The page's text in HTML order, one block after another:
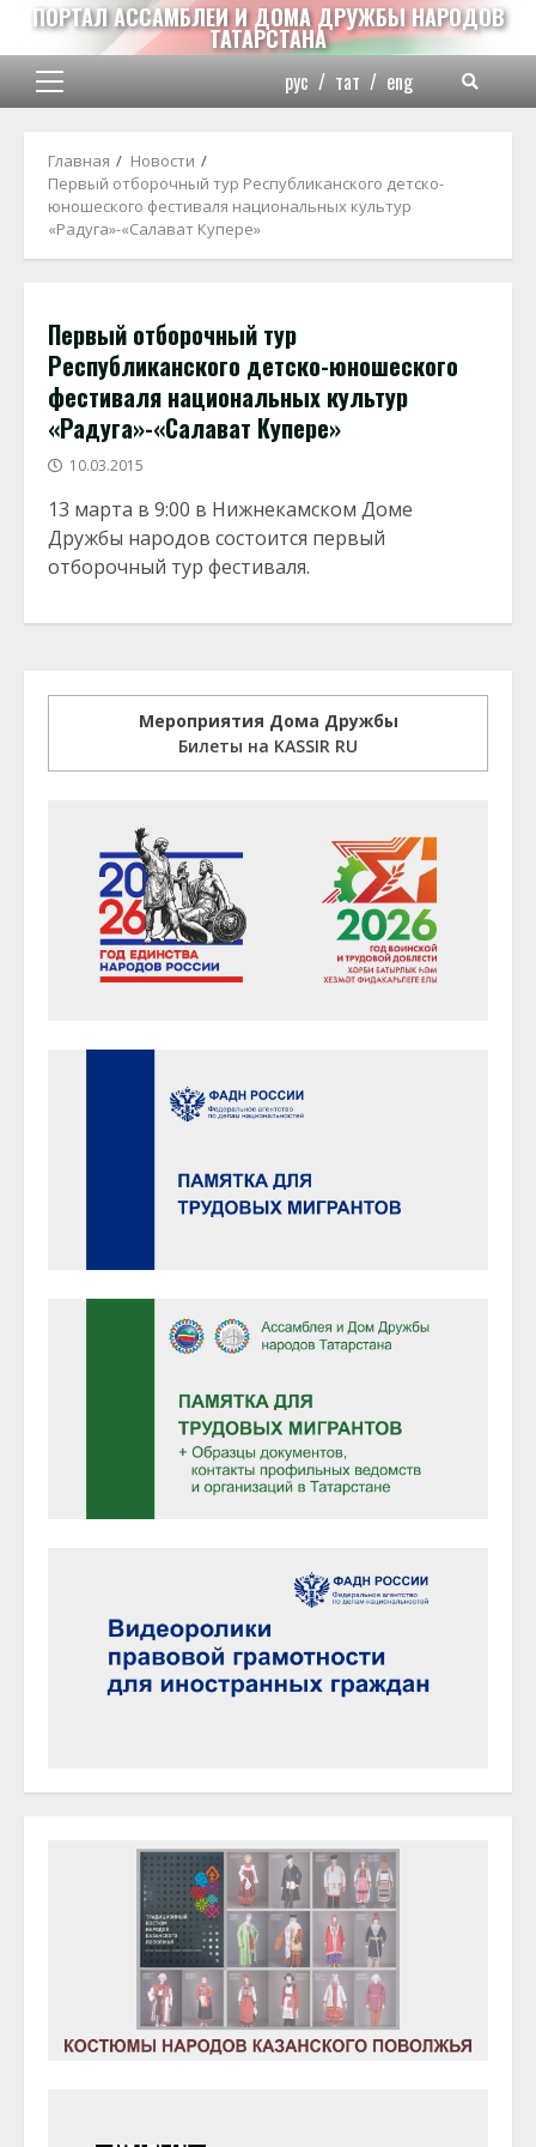
Перейти
содержимому
ПОРТАЛ АССАМБЛЕИ И ДОМА ДРУЖБЫ НАРОДОВ
ТАТАРСТАНА
Основное
рус / тат / eng
Главная
Новости
Первый отборочный тур Республиканского детско-
юношеского фестиваля национальных культур
«Радуга»-«Салават Купере»
Первый отборочный тур
Республиканского детско-юношеского
фестиваля национальных культур
«Радуга»-«Салават Купере»
10.03.2015
13 марта в 9:00 в Нижнекамском Доме
Дружбы народов состоится первый
отборочный тур фестиваля.
Мероприятия Дома Дружбы
Билеты на KASSIR RU